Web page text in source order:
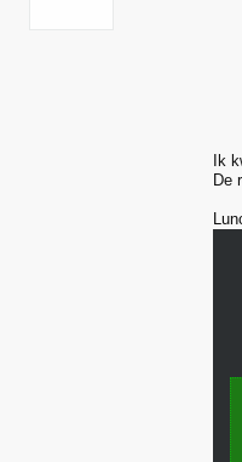
Ik
De